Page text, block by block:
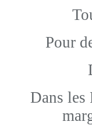
Pour
Dans les